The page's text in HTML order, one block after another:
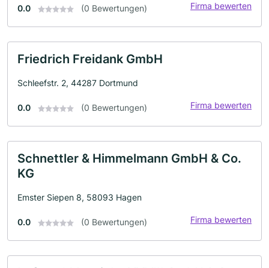
0.0 (0 Bewertungen) Firma bewerten
Friedrich Freidank GmbH
Schleefstr. 2, 44287 Dortmund
0.0 (0 Bewertungen) Firma bewerten
Schnettler & Himmelmann GmbH & Co.
KG
Emster Siepen 8, 58093 Hagen
0.0 (0 Bewertungen) Firma bewerten